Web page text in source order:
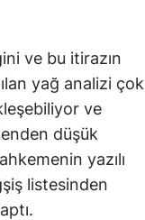
ve bu itirazın
yağ analizi çok
ve
düşük
yazılı
listesinden